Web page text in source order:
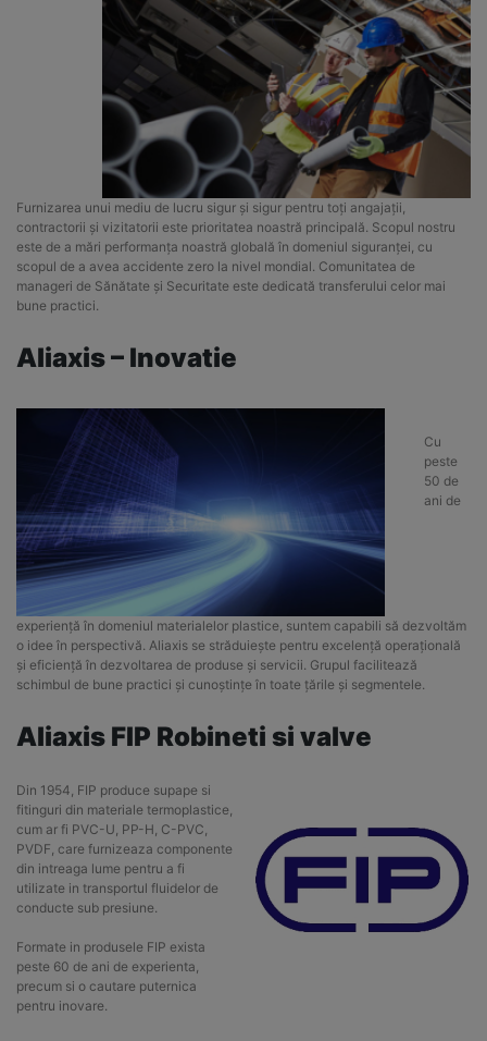
Furnizarea unui mediu de lucru sigur și sigur pentru toți angajații,
contractorii și vizitatorii este prioritatea noastră principală. Scopul nostru
este de a mări performanța noastră globală în domeniul siguranței, cu
scopul de a avea accidente zero la nivel mondial. Comunitatea de
manageri de Sănătate și Securitate este dedicată transferului celor mai
bune practici.
Aliaxis – Inovatie
Cu
peste
50 de
ani de
experiență în domeniul materialelor plastice, suntem capabili să dezvoltăm
o idee în perspectivă. Aliaxis se străduiește pentru excelență operațională
și eficiență în dezvoltarea de produse și servicii. Grupul facilitează
schimbul de bune practici și cunoștințe în toate țările și segmentele.
Aliaxis FIP Robineti si valve
Din 1954, FIP produce supape si
fitinguri din materiale termoplastice,
cum ar fi PVC-U, PP-H, C-PVC,
PVDF, care furnizeaza componente
din intreaga lume pentru a fi
utilizate in transportul fluidelor de
conducte sub presiune.
Formate in produsele FIP exista
peste 60 de ani de experienta,
precum si o cautare puternica
pentru inovare.